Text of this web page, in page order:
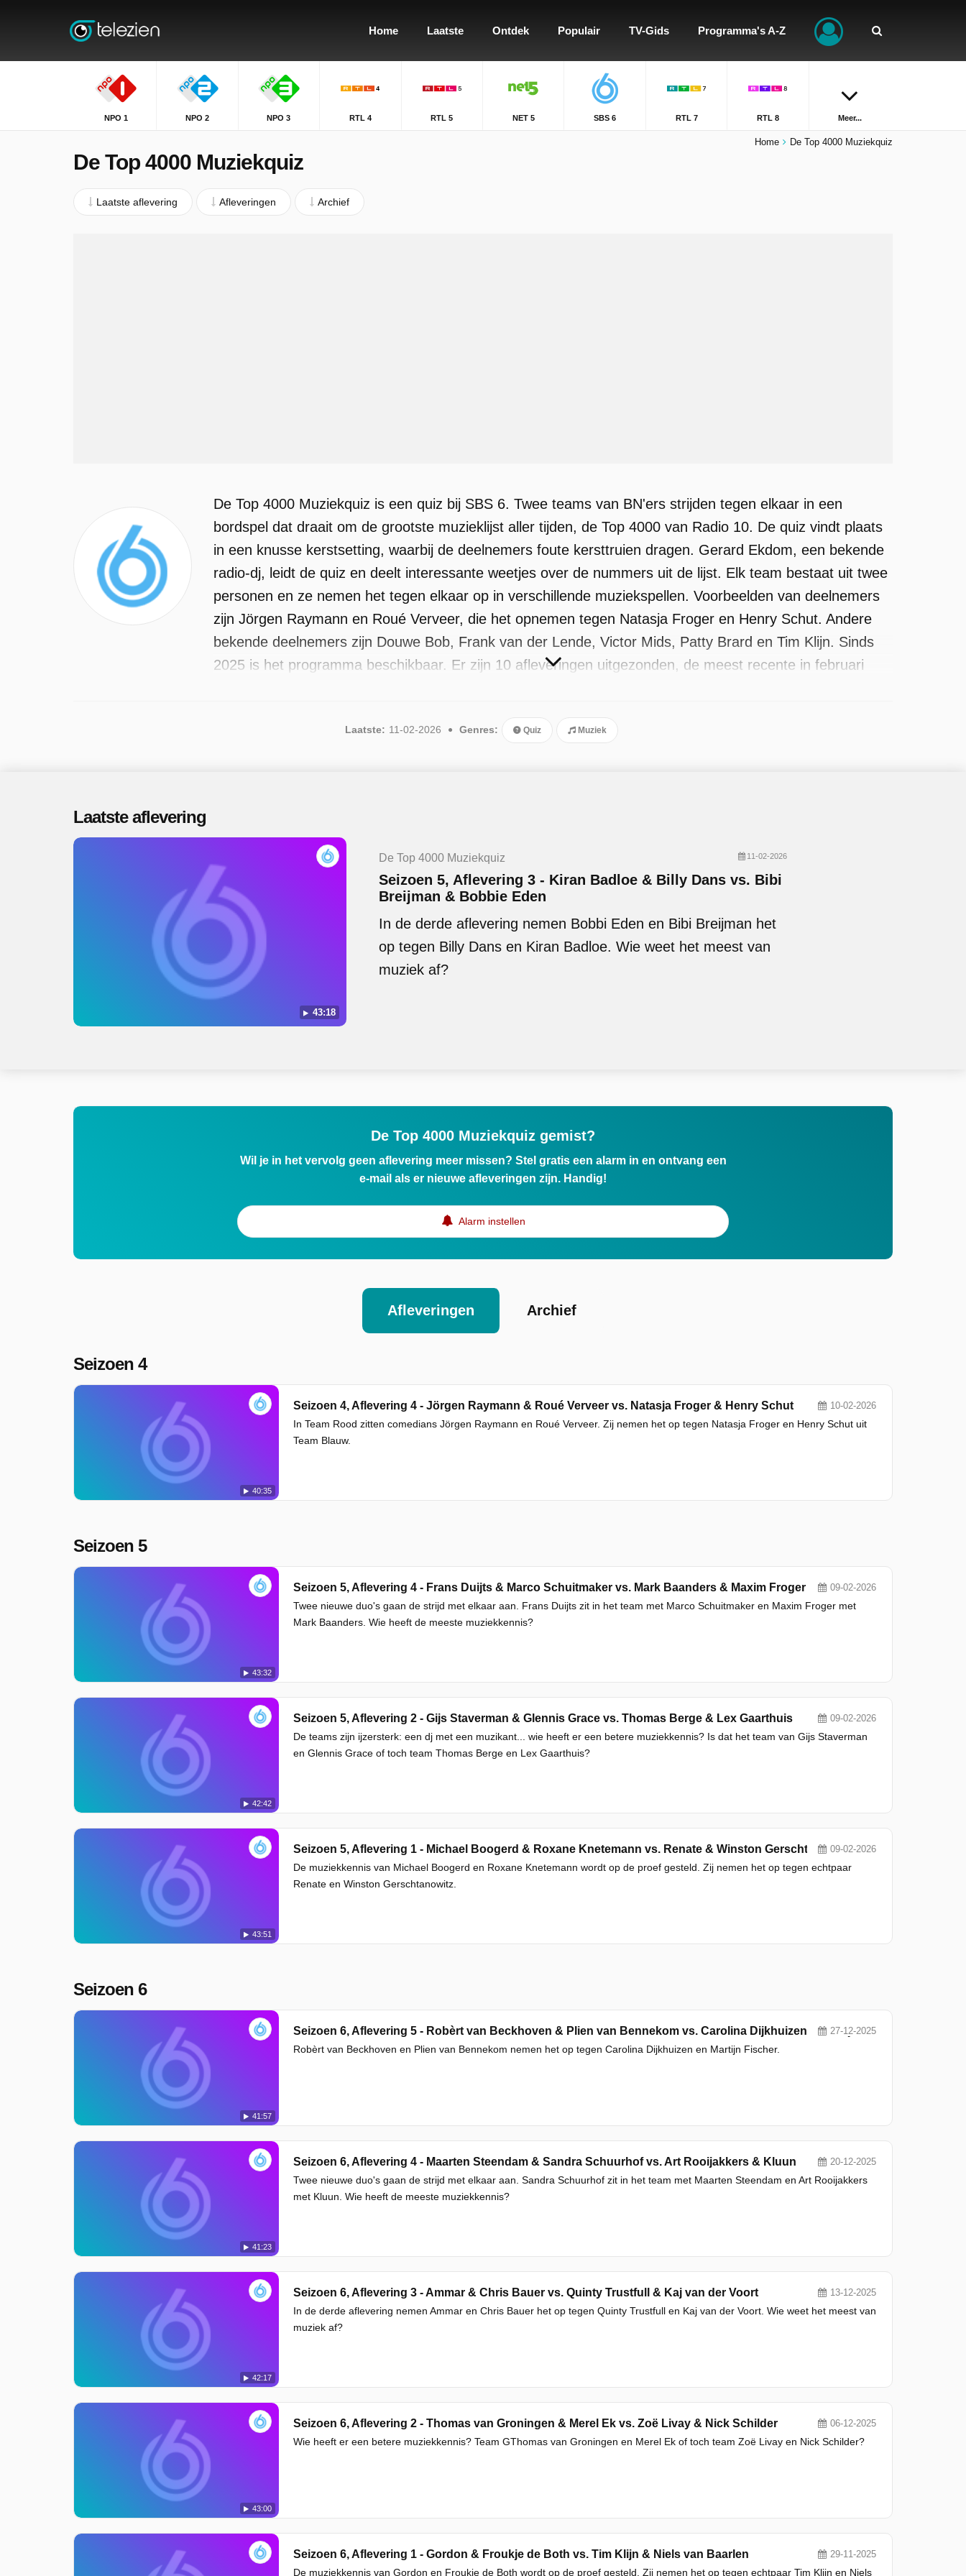
Home Laatste Ontdek Populair TV-Gids Programma's A-Z
NPO 1 NPO 2 NPO 3 RTL 4 RTL 5 NET 5 SBS 6 RTL 7 RTL 8 Meer...
Home De Top 4000 Muziekquiz
De Top 4000 Muziekquiz
Laatste aflevering Afleveringen Archief
De Top 4000 Muziekquiz is een quiz bij SBS 6. Twee teams van BN'ers strijden tegen elkaar in een
bordspel dat draait om de grootste muzieklijst aller tijden, de Top 4000 van Radio 10. De quiz vindt plaats
in een knusse kerstsetting, waarbij de deelnemers foute kersttruien dragen. Gerard Ekdom, een bekende
radio-dj, leidt de quiz en deelt interessante weetjes over de nummers uit de lijst. Elk team bestaat uit twee
personen en ze nemen het tegen elkaar op in verschillende muziekspellen. Voorbeelden van deelnemers
zijn Jörgen Raymann en Roué Verveer, die het opnemen tegen Natasja Froger en Henry Schut. Andere
bekende deelnemers zijn Douwe Bob, Frank van der Lende, Victor Mids, Patty Brard en Tim Klijn. Sinds
2025 is het programma beschikbaar. Er zijn 10 afleveringen uitgezonden, de meest recente in februari
Laatste: 11-02-2026 Genres: Quiz Muziek
Laatste aflevering
43:18
De Top 4000 Muziekquiz 11-02-2026
Seizoen 5, Aflevering 3 - Kiran Badloe & Billy Dans vs. Bibi
Breijman & Bobbie Eden
In de derde aflevering nemen Bobbi Eden en Bibi Breijman het
op tegen Billy Dans en Kiran Badloe. Wie weet het meest van
muziek af?
De Top 4000 Muziekquiz gemist?
Wil je in het vervolg geen aflevering meer missen? Stel gratis een alarm in en ontvang een
e-mail als er nieuwe afleveringen zijn. Handig!
Alarm instellen
Afleveringen Archief
Seizoen 4
40:35
Seizoen 4, Aflevering 4 - Jörgen Raymann & Roué Verveer vs. Natasja Froger & Henry Schut 10-02-2026
In Team Rood zitten comedians Jörgen Raymann en Roué Verveer. Zij nemen het op tegen Natasja Froger en Henry Schut uit
Team Blauw.
Seizoen 5
43:32
Seizoen 5, Aflevering 4 - Frans Duijts & Marco Schuitmaker vs. Mark Baanders & Maxim Froger 09-02-2026
Twee nieuwe duo's gaan de strijd met elkaar aan. Frans Duijts zit in het team met Marco Schuitmaker en Maxim Froger met
Mark Baanders. Wie heeft de meeste muziekkennis?
42:42
Seizoen 5, Aflevering 2 - Gijs Staverman & Glennis Grace vs. Thomas Berge & Lex Gaarthuis 09-02-2026
De teams zijn ijzersterk: een dj met een muzikant... wie heeft er een betere muziekkennis? Is dat het team van Gijs Staverman
en Glennis Grace of toch team Thomas Berge en Lex Gaarthuis?
43:51
Seizoen 5, Aflevering 1 - Michael Boogerd & Roxane Knetemann vs. Renate & Winston Gerschtanowitz09-02-2026
De muziekkennis van Michael Boogerd en Roxane Knetemann wordt op de proef gesteld. Zij nemen het op tegen echtpaar
Renate en Winston Gerschtanowitz.
Seizoen 6
41:57
Seizoen 6, Aflevering 5 - Robèrt van Beckhoven & Plien van Bennekom vs. Carolina Dijkhuizen & Martijn Fischer
27-12-2025
Robèrt van Beckhoven en Plien van Bennekom nemen het op tegen Carolina Dijkhuizen en Martijn Fischer.
41:23
Seizoen 6, Aflevering 4 - Maarten Steendam & Sandra Schuurhof vs. Art Rooijakkers & Kluun 20-12-2025
Twee nieuwe duo's gaan de strijd met elkaar aan. Sandra Schuurhof zit in het team met Maarten Steendam en Art Rooijakkers
met Kluun. Wie heeft de meeste muziekkennis?
42:17
Seizoen 6, Aflevering 3 - Ammar & Chris Bauer vs. Quinty Trustfull & Kaj van der Voort 13-12-2025
In de derde aflevering nemen Ammar en Chris Bauer het op tegen Quinty Trustfull en Kaj van der Voort. Wie weet het meest van
muziek af?
43:00
Seizoen 6, Aflevering 2 - Thomas van Groningen & Merel Ek vs. Zoë Livay & Nick Schilder 06-12-2025
Wie heeft er een betere muziekkennis? Team GThomas van Groningen en Merel Ek of toch team Zoë Livay en Nick Schilder?
Seizoen 6, Aflevering 1 - Gordon & Froukje de Both vs. Tim Klijn & Niels van Baarlen 29-11-2025
De muziekkennis van Gordon en Froukje de Both wordt op de proef gesteld. Zij nemen het op tegen echtpaar Tim Klijn en Niels